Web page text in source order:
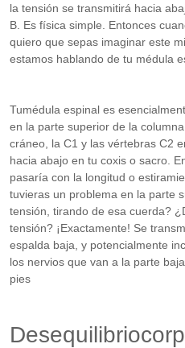
la tensión se transmitirá hacia
B. Es física simple. Entonces
quiero que sepas imaginar este
estamos hablando de tu médula
Tumédula espinal es
en la parte superior de la
cráneo, la C1 y las vértebras C2
hacia abajo en tu coxis o sacro.
pasaría con la longitud o
tuvieras un problema en la parte
tensión, tirando de esa cuerda?
tensión? ¡Exactamente! Se
espalda baja, y potencialmente
los nervios que van a la parte
pies